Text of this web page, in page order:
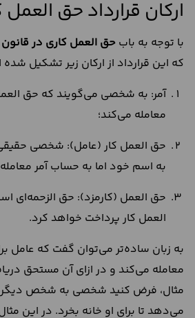
ارکان قرارداد حق العمل
با توجه به بابحق العمل کاری در
که این قرارداد از ارکان زیر تشکیل
آمر: به شخصی می‌گویند که حق
معامله می‌کند؛
حق العمل کار (عامل): شخصی
به اسم خود اما به حساب آمر
حق العمل (کارمزد): حق الزحمه‌ای
العمل کار پرداخت خواهد کرد.
به زبان ساده‌تر می‌توان گفت که عامل
معامله می‌کند و در ازای آن مستحق
می‌دهد تا برای او خانه بخرد. در این